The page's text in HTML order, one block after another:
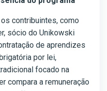
contribuintes, como
sócio do Unikowski
de aprendizes
por lei,
focado na
compara a remuneração